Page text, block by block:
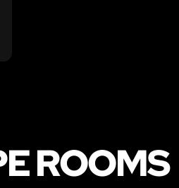
ROOMS